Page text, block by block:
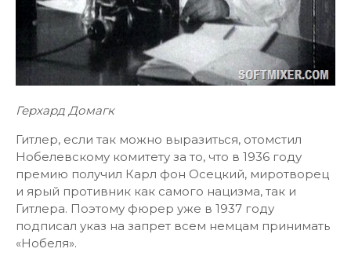
Герхард Домагк
Гитлер, если так можно выразиться, отомстил
Нобелевскому комитету за то, что в 1936 году
премию получил Карл фон Осецкий, миротворец
и ярый противник как самого нацизма, так и
Гитлера. Поэтому фюрер уже в 1937 году
подписал указ на запрет всем немцам принимать
«Нобеля».